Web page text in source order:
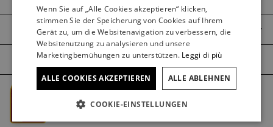
PRODUKTLEITFADEN
Managed by The Level @2026 Parajumpers Spa
PRIVACY RECHTSBEREICH CREDITS
GERMAN
ENGLISH
KOREAN
Wenn Sie auf „Alle Cookies akzeptieren“ klicken,
stimmen Sie der Speicherung von Cookies auf Ihrem
Gerät zu, um die Websitenavigation zu verbessern, die
Websitenutzung zu analysieren und unsere
Marketingbemühungen zu unterstützen. Leggi di più
ALLE COOKIES AKZEPTIEREN ALLE ABLEHNEN
COOKIE-EINSTELLUNGEN